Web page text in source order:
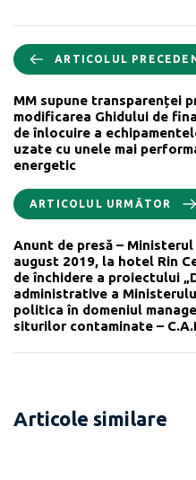
ARTICOLUL
MM supune transparenței
modificarea Ghidului de
de înlocuire a
uzate cu unele mai
energetic
ARTICOLUL URMĂTOR
Anunt de presă –
august 2019, la hotel Rin
de închidere a proiectului
administrative a
politica în domeniul
siturilor contaminate –
Articole similare